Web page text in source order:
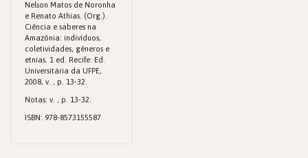
Nelson Matos de Noronha
e Renato Athias. (Org.).
Ciência e saberes na
Amazônia: indivíduos,
coletividades, gêneros e
etnias. 1 ed. Recife: Ed.
Universitária da UFPE,
2008, v. , p. 13-32.
Notas: v. , p. 13-32.
ISBN: 978-8573155587